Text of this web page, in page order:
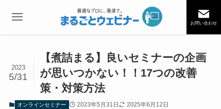
お問い合わせ
【煮詰まる】良いセミナーの企画
が思いつかない！！17つの改善
策・対策方法
2023
5/31
オンラインセミナー 2023年5月31日 2025年6月12日